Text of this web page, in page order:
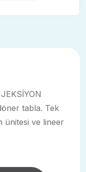
tabla. Tek
ünitesi ve lineer